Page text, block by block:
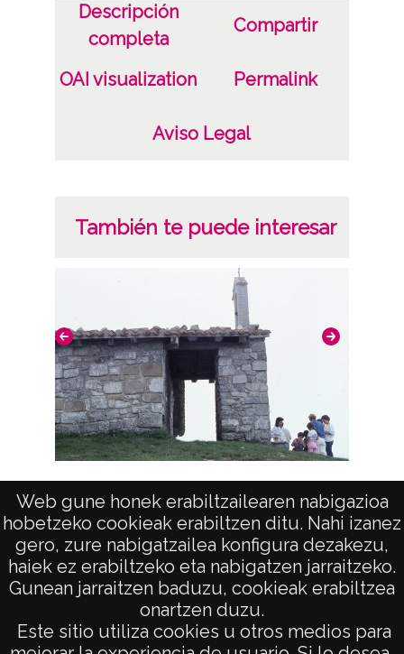
Web gune honek erabiltzailearen nabigazioa
hobetzeko cookieak erabiltzen ditu. Nahi izanez
gero, zure nabigatzailea konfigura dezakezu,
haiek ez erabiltzeko eta nabigatzen jarraitzeko.
Gunean jarraitzen baduzu, cookieak erabiltzea
onartzen duzu.
Este sitio utiliza cookies u otros medios para
Baranbio / Barambio
Licencia de las imágenes
Descripción
completa
Compartir
OAI visualization Permalink
Aviso Legal
También te puede interesar
AVISO LEGAL
POLÍTICA DE PRIVACIDAD